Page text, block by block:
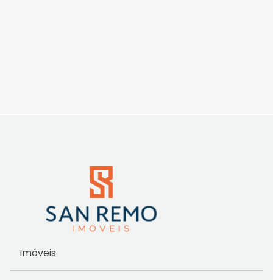
Imóveis